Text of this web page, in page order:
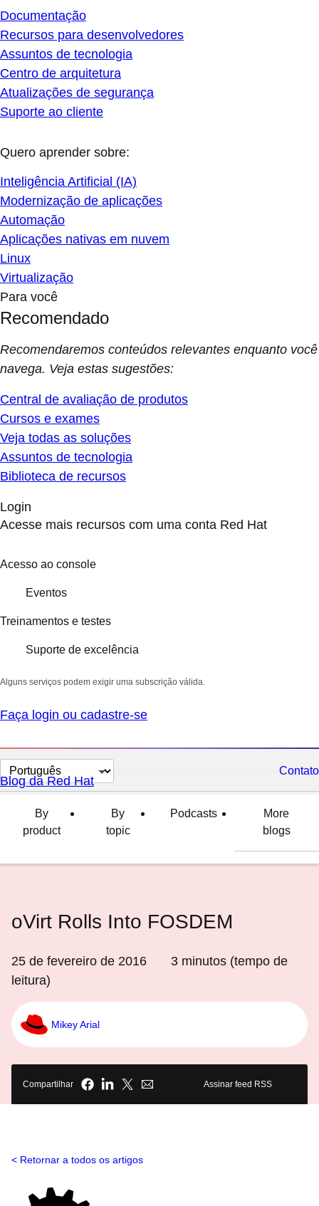
Documentação
Recursos para desenvolvedores
Assuntos de tecnologia
Centro de arquitetura
Atualizações de segurança
Suporte ao cliente
Quero aprender sobre:
Inteligência Artificial (IA)
Modernização de aplicações
Automação
Aplicações nativas em nuvem
Linux
Virtualização
Para você
Recomendado
Recomendaremos conteúdos relevantes enquanto você
navega. Veja estas sugestões:
Central de avaliação de produtos
Cursos e exames
Veja todas as soluções
Assuntos de tecnologia
Biblioteca de recursos
Login
Acesse mais recursos com uma conta Red Hat
Acesso ao console
Eventos
Treinamentos e testes
Suporte de excelência
Alguns serviços podem exigir uma subscrição válida.
Faça login ou cadastre-se
Selecionar
idioma
Contato
Blog da Red Hat
By
product
By
topic
Podcasts
More
blogs
oVirt Rolls Into FOSDEM
25 de fevereiro de 2016 3 minutos (tempo de
leitura)
Mikey Arial
Compartilhar Assinar feed RSS
Retornar a todos os artigos